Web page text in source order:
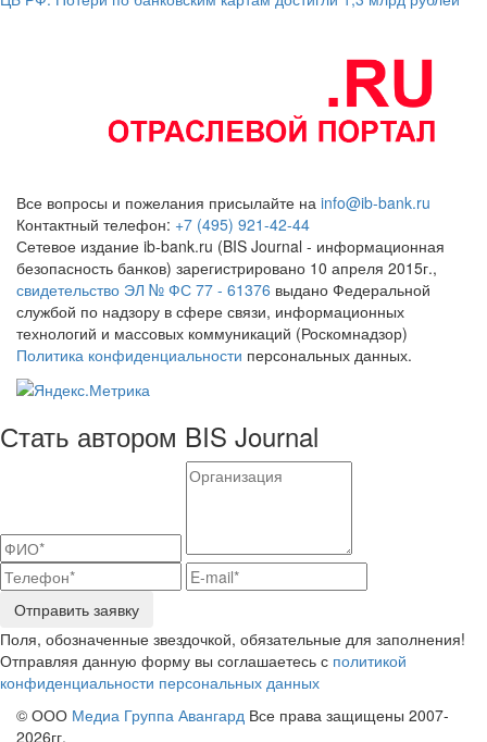
Все вопросы и пожелания присылайте на info@ib-bank.ru
Контактный телефон: +7 (495) 921-42-44
Сетевое издание ib-bank.ru (BIS Journal - информационная
безопасность банков) зарегистрировано 10 апреля 2015г.,
свидетельство ЭЛ № ФС 77 - 61376 выдано Федеральной
службой по надзору в сфере связи, информационных
технологий и массовых коммуникаций (Роскомнадзор)
Политика конфиденциальности персональных данных.
Стать автором BIS Journal
Отправить заявку
Поля, обозначенные звездочкой, обязательные для заполнения!
Отправляя данную форму вы соглашаетесь с политикой
конфиденциальности персональных данных
© ООО Медиа Группа Авангард Все права защищены 2007-
2026гг.